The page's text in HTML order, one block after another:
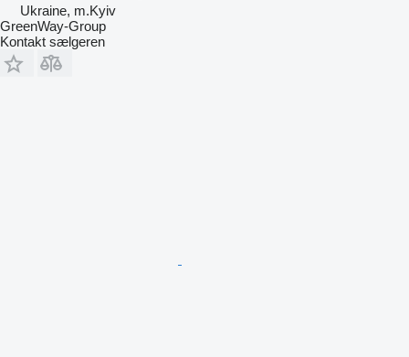
Ukraine, m.Kyiv
GreenWay-Group
Kontakt sælgeren